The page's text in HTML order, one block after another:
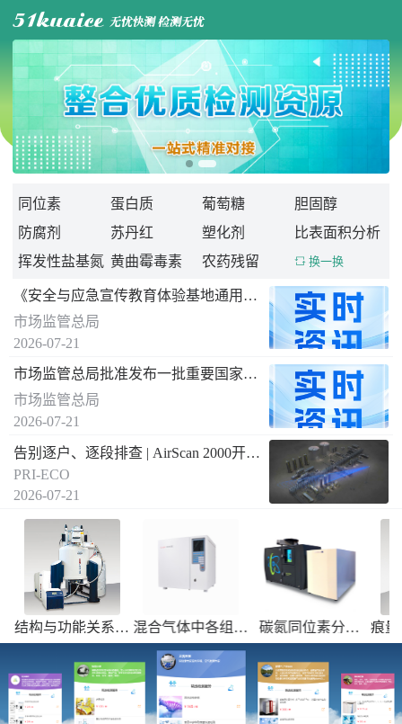

同位素 蛋白质 葡萄糖
胆固醇
防腐剂
苏丹红 塑化剂
比表面积分析
挥发性盐基氮 黄曲霉毒素 农药残留  换一换
《安全与应急宣传教育体验基地通用要求》 国家标准发布
市场监管总局
2026-07-21
市场监管总局批准发布一批重要国家标准
市场监管总局
2026-07-21
告别逐户、逐段排查 | AirScan 2000开启燃气泄漏远距离空间遥测新方式
PRI-ECO
2026-07-21
碳氮同位素分析
13 15
送国内合作实验室
检测
痕
结构与功能关系、
学反应动力学研究
混合气体中各组成
分的分析检测，焦
油检测等